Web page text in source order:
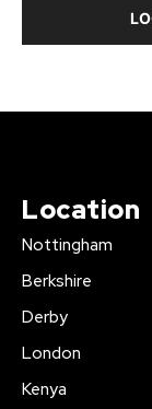
Location
Nottingham
Berkshire
Derby
London
Kenya